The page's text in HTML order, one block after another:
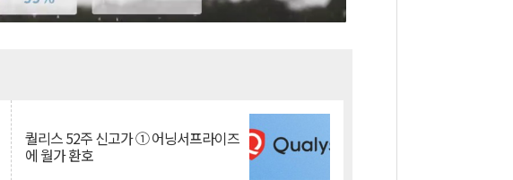
퀄리스 52주 신고가 ① 어닝서프라이즈
에 월가 환호